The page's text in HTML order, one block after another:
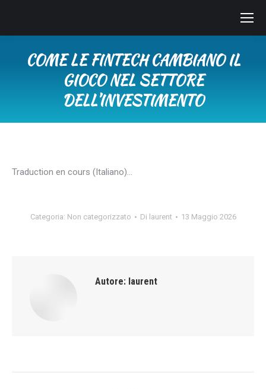
COME LE FINTECH CAMBIANO IL
GIOCO NEL SETTORE
DELL’INVESTIMENTO
Traduction en cours (Italiano)…
Categoria: Non categorizzato Di laurent 13 Maggio 2026
Autore: laurent